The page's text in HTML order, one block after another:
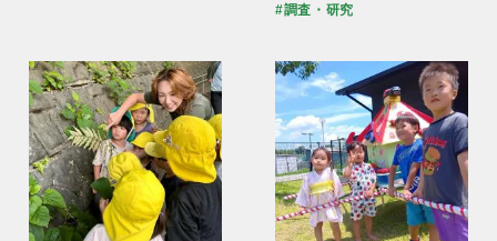
#調査・研究